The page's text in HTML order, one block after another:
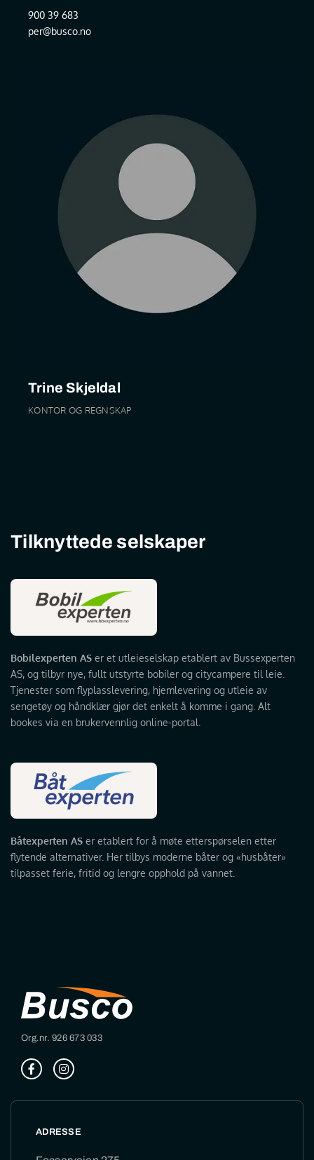
900 39 683
per@busco.no
Trine Skjeldal
KONTOR OG REGNSKAP
Tilknyttede selskaper
Bobilexperten AS er et utleieselskap etablert av Bussexperten
AS, og tilbyr nye, fullt utstyrte bobiler og citycampere til leie.
Tjenester som flyplasslevering, hjemlevering og utleie av
sengetøy og håndklær gjør det enkelt å komme i gang. Alt
bookes via en brukervennlig online-portal.
Båtexperten AS er etablert for å møte etterspørselen etter
flytende alternativer. Her tilbys moderne båter og «husbåter»
tilpasset ferie, fritid og lengre opphold på vannet.
Org.nr. 926 673 033
ADRESSE